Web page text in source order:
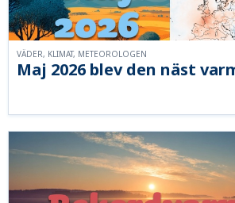
Maj 2026 blev den näst
VÄDER, KLIMAT, METEOROLOGEN